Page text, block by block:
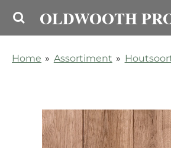
Ga
de
OLDWOOTH
Home » Assortiment »